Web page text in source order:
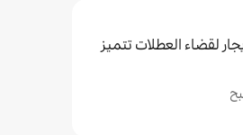
لقضاء العطلات تتميز